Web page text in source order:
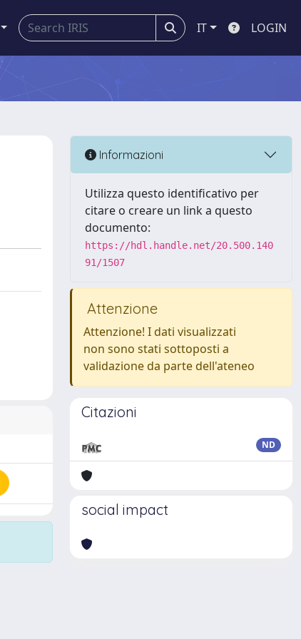
IT LOGIN
Informazioni
Utilizza questo identificativo per
citare o creare un link a questo
documento:
https://hdl.handle.net/20.500.140
91/1507
Attenzione
Attenzione! I dati visualizzati
non sono stati sottoposti a
validazione da parte dell'ateneo
Citazioni
ND
social impact